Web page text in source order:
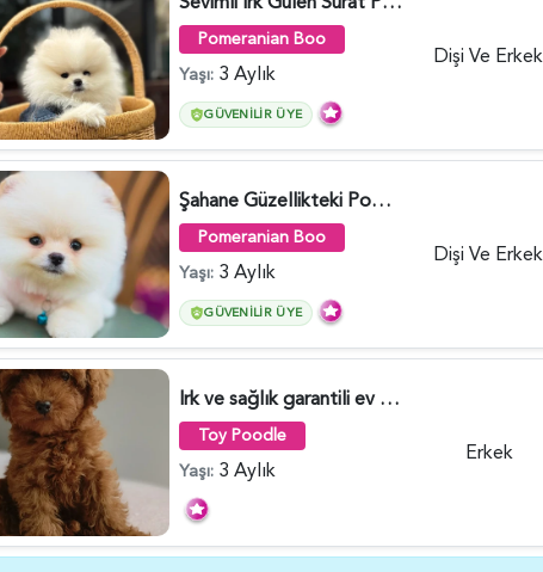
Pomeranian Boo
Yaşı: 3 Aylık
GÜVENILIR ÜYE
Dişi Ve Erkek
Şahane Güzellikteki Pomeranian Boo Bebekler - 6028
Pomeranian Boo
Yaşı: 3 Aylık
GÜVENILIR ÜYE
Dişi Ve Erkek
Irk ve sağlık garantili ev doğumlu Toy Poodle baba sahibi KDF kayıtlıdır - 6015
Toy Poodle
Yaşı: 3 Aylık
Erkek